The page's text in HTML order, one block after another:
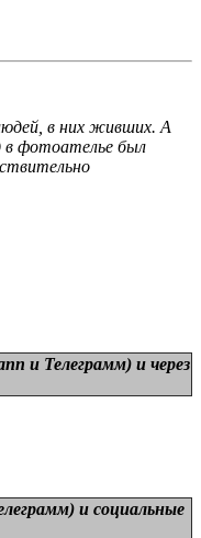
в них живших. А
в фотоателье был
и Телеграмм) и через
и социальные